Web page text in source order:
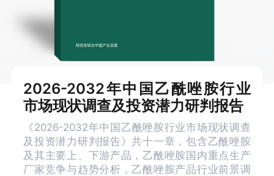
2026-2032年中国乙酰唑胺行业
市场现状调查及投资潜力研判报告
《2026-2032年中国乙酰唑胺行业市场现状调查
及投资潜力研判报告》共十一章，包含乙酰唑胺
及其主要上、下游产品，乙酰唑胺国内重点生产
厂家竞争与趋势分析，乙酰唑胺产品行业前景调